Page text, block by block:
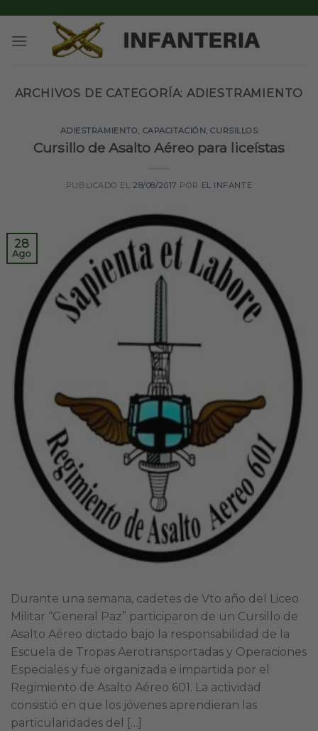
content
ARCHIVOS DE CATEGORÍA:ADIESTRAMIENTO
ADIESTRAMIENTO, CAPACITACIÓN,CURSILLOS
Cursillo de Asalto Aéreo para liceístas
PUBLICADO EL 28/08/2017 POR EL INFANTE
28
Ago
Durante una semana, cadetes de Vto año del Liceo
Militar “General Paz” participaron de un Cursillo de
Asalto Aéreo dictado bajo la responsabilidad de la
Escuela de Tropas Aerotransportadas y Operaciones
Especiales y fue organizada e impartida por el
Regimiento de Asalto Aéreo 601. La actividad
consistió en que los jóvenes aprendieran las
particularidades del […]